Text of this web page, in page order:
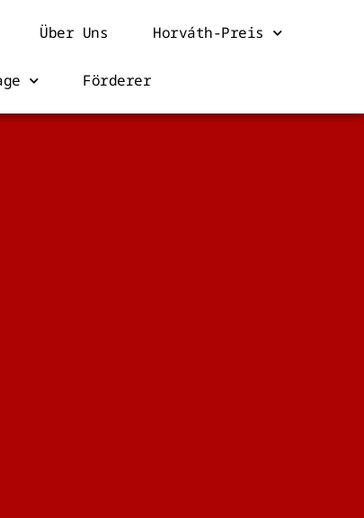
Über Uns Horváth-Preis
Förderer